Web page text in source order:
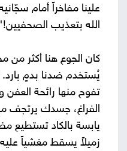
علينا مفاخراً أمام
الله بتعذيب الصحفيين!"
كان الجوع هنا أكثر من
يُستخدم ضدنا بدمٍ
تفوح منها رائحة
الفراغ، جسدك يرتجف
يابسة بالكاد تستطيع
زميلاً يسقط مغشياً